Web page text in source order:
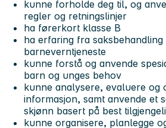
kunne forholde deg til, og
regler og retningslinjer
ha førerkort klasse B
ha erfaring fra
barneverntjeneste
kunne forstå og anvende
barn og unges behov
kunne analysere, evaluere og
informasjon, samt anvende et
skjønn basert på best
kunne organisere, planlegge